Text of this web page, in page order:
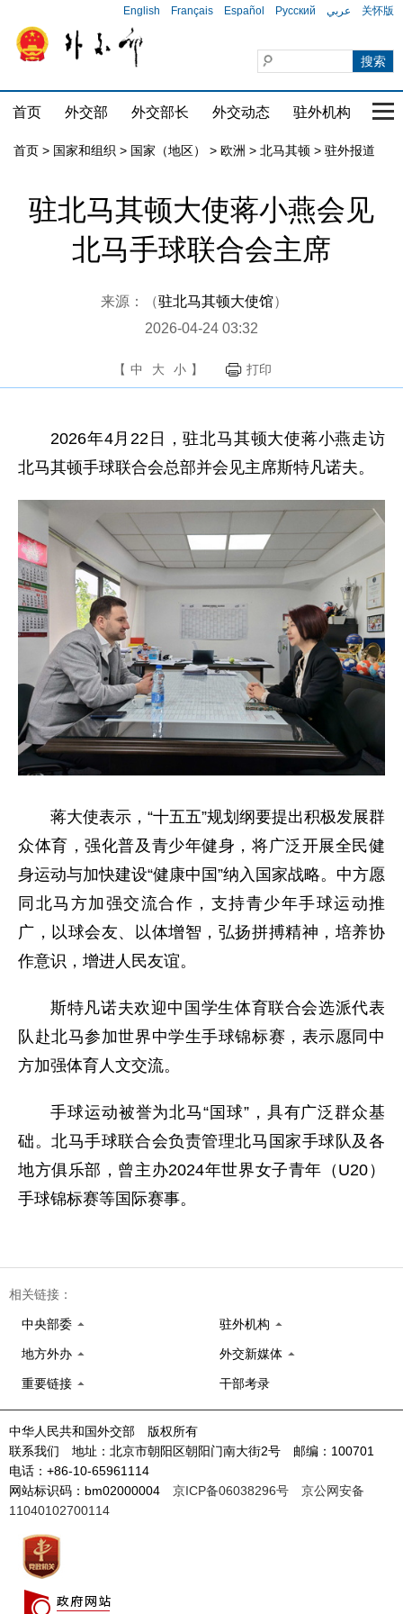
English Français Español Русский عربي 关怀版
首页 外交部 外交部长 外交动态 驻外机构 国
首页 > 国家和组织 > 国家（地区） > 欧洲 > 北马其顿 > 驻外报道
驻北马其顿大使蒋小燕会见
北马手球联合会主席
来源：（驻北马其顿大使馆）
2026-04-24 03:32
【 中 大 小 】 打印
2026年4月22日，驻北马其顿大使蒋小燕走访
北马其顿手球联合会总部并会见主席斯特凡诺夫。
蒋大使表示，“十五五”规划纲要提出积极发展群
众体育，强化普及青少年健身，将广泛开展全民健
身运动与加快建设“健康中国”纳入国家战略。中方愿
同北马方加强交流合作，支持青少年手球运动推
广，以球会友、以体增智，弘扬拼搏精神，培养协
作意识，增进人民友谊。
斯特凡诺夫欢迎中国学生体育联合会选派代表
队赴北马参加世界中学生手球锦标赛，表示愿同中
方加强体育人文交流。
手球运动被誉为北马“国球”，具有广泛群众基
础。北马手球联合会负责管理北马国家手球队及各
地方俱乐部，曾主办2024年世界女子青年（U20）
手球锦标赛等国际赛事。
相关链接：
中央部委 驻外机构
地方外办 外交新媒体
重要链接 干部考录
中华人民共和国外交部 版权所有
联系我们 地址：北京市朝阳区朝阳门南大街2号 邮编：100701
电话：+86-10-65961114
网站标识码：bm02000004 京ICP备06038296号
京公网安备
11040102700114